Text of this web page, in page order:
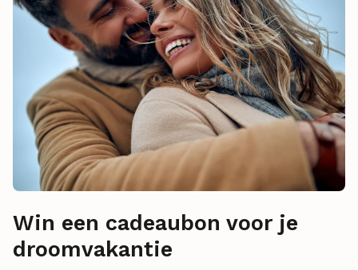
Win een cadeaubon voor je
droomvakantie